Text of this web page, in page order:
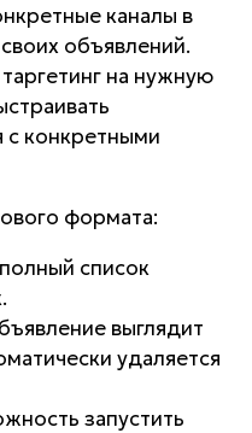
каналы в
объявлений.
на нужную
конкретными
формата:
список
выглядит
удаляется
запустить